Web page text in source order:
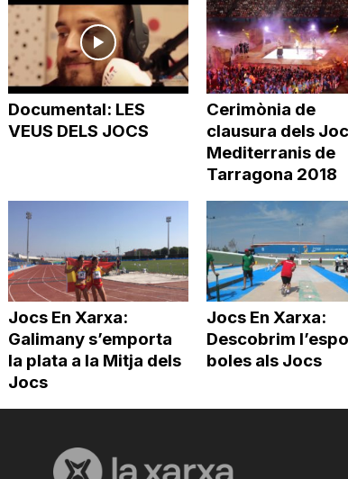
Documental: LES
VEUS DELS JOCS
Cerimònia de
clausura dels
Mediterranis de
Tarragona 2018
Jocs En Xarxa:
Galimany s’emporta
la plata a la Mitja dels
Jocs
Jocs En Xarxa:
Descobrim
boles als Jocs